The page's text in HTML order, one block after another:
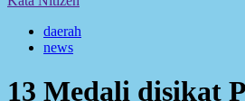
daerah
news
13 Medali disikat